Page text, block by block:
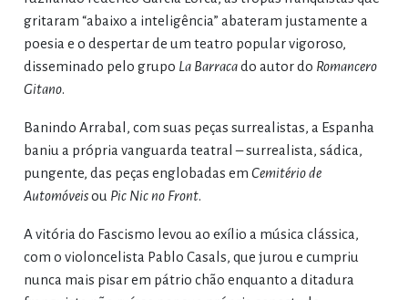
gritaram “abaixo a inteligência” abateram justamente a
poesia e o despertar de um teatro popular vigoroso,
disseminado pelo grupo La Barracado autor do Romancero
Gitano.
Banindo Arrabal, com suas peças surrealistas, a Espanha
baniu a própria vanguarda teatral – surrealista, sádica,
pungente, das peças englobadas em Cemitério de
Automóveisou Pic Nic no Front.
A vitória do Fascismo levou ao exílio a música clássica,
com o violoncelista Pablo Casals, que jurou e cumpriu
nunca mais pisar em pátrio chão enquanto a ditadura